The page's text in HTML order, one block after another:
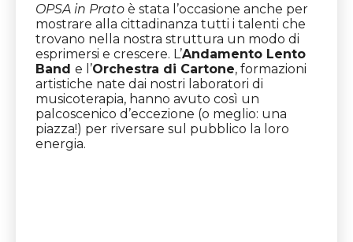
OPSA in Pratoè stata l’occasione anche per
mostrare alla cittadinanza tutti i talenti che
trovano nella nostra struttura un modo di
esprimersi e crescere. L’Andamento Lento
Band e l’Orchestra di Cartone, formazioni
artistiche nate dai nostri laboratori di
musicoterapia, hanno avuto così un
palcoscenico d’eccezione (o meglio: una
piazza!) per riversare sul pubblico la loro
energia.